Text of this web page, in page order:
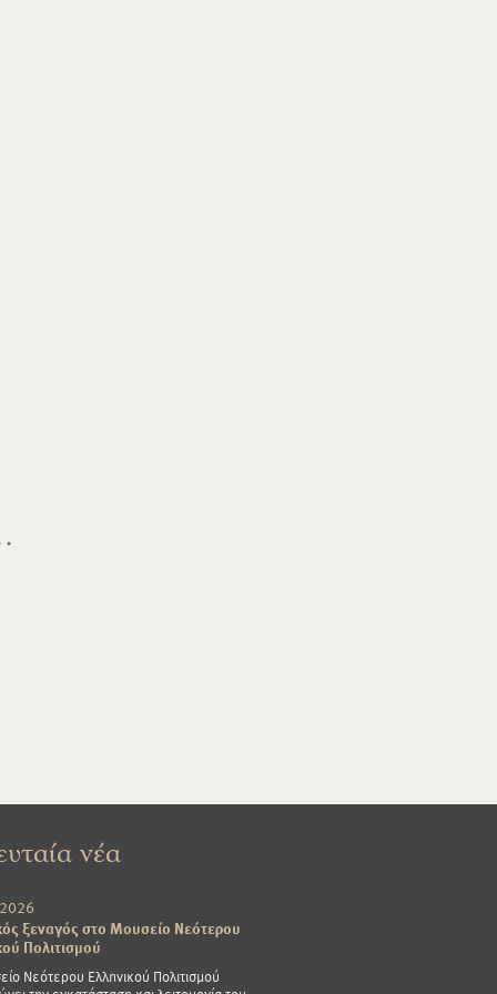
νέα
ξεναγός στο Μουσείο Νεότερου
Πολιτισμού
Νεότερου Ελληνικού Πολιτισμού